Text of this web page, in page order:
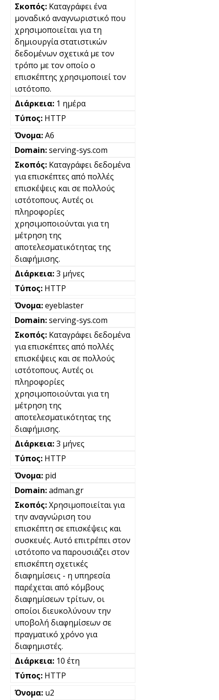
Καταγράφει ένα
μοναδικό αναγνωριστικό που
χρησιμοποιείται για τη
δημιουργία στατιστικών
δεδομένων σχετικά με τον
τρόπο με τον οποίο ο
επισκέπτης χρησιμοποιεί τον
ιστότοπο.
1 ημέρα
HTTP
A6
serving-sys.com
Καταγράφει δεδομένα
για επισκέπτες από πολλές
επισκέψεις και σε πολλούς
ιστότοπους. Αυτές οι
πληροφορίες
χρησιμοποιούνται για τη
μέτρηση της
αποτελεσματικότητας της
διαφήμισης.
3 μήνες
HTTP
eyeblaster
serving-sys.com
Καταγράφει δεδομένα
για επισκέπτες από πολλές
επισκέψεις και σε πολλούς
ιστότοπους. Αυτές οι
πληροφορίες
χρησιμοποιούνται για τη
μέτρηση της
αποτελεσματικότητας της
διαφήμισης.
3 μήνες
HTTP
pid
adman.gr
Χρησιμοποιείται για
την αναγνώριση του
επισκέπτη σε επισκέψεις και
συσκευές. Αυτό επιτρέπει στον
ιστότοπο να παρουσιάζει στον
επισκέπτη σχετικές
διαφημίσεις - η υπηρεσία
παρέχεται από κόμβους
διαφημίσεων τρίτων, οι
οποίοι διευκολύνουν την
υποβολή διαφημίσεων σε
πραγματικό χρόνο για
διαφημιστές.
10 έτη
HTTP
u2